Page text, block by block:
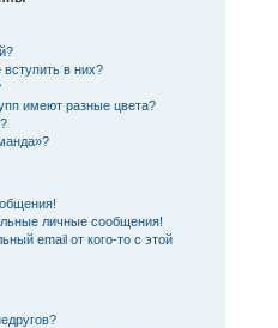
вступить в них?
имеют разные цвета?
личные сообщения!
email от кого-то с этой